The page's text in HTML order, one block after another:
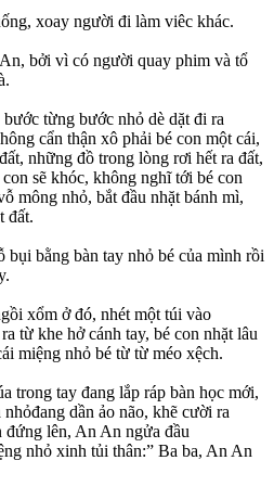
xoay người đi làm viêc khác.
bởi vì có người quay phim và tổ
từng bước nhỏ dè dặt đi ra
cẩn thận xô phải bé con một cái,
những đồ trong lòng rơi hết ra đất,
sẽ khóc, không nghĩ tới bé con
mông nhỏ, bắt đầu nhặt bánh mì,
đất.
bụi bằng bàn tay nhỏ bé của mình rồi
xổm ở đó, nhét một túi vào
từ khe hở cánh tay, bé con nhặt lâu
miệng nhỏ bé từ từ méo xệch.
trong tay đang lắp ráp bàn học mới,
dần ảo não, khẽ cười ra
lên, An An ngửa đầu
nhỏ xinh tủi thân:” Ba ba, An An